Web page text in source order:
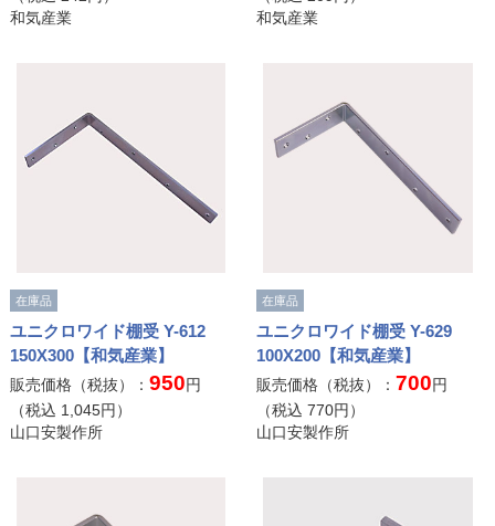
和気産業
和気産業
在庫品
ユニクロワイド棚受 Y-612
150X300【和気産業】
販売価格（税抜）： 950円
（税込 1,045円）
山口安製作所
在庫品
ユニクロワイド棚受 Y-629
100X200【和気産業】
販売価格（税抜）： 700円
（税込770円）
山口安製作所